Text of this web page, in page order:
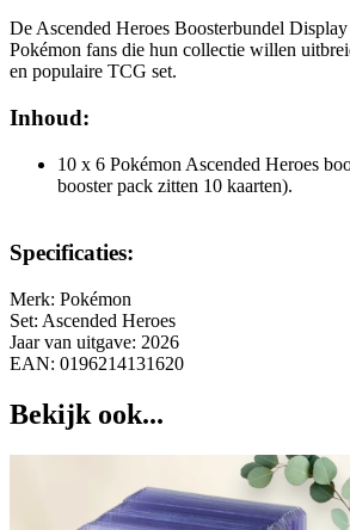
De Ascended Heroes Boosterbundel
Pokémon fans die hun collectie willen
en populaire TCG set.
Inhoud:
10 x 6 Pokémon Ascended Heroes
booster pack zitten 10 kaarten).
Specificaties:
Merk: Pokémon
Set: Ascended Heroes
Jaar van uitgave: 2026
EAN: 0196214131620
Bekijk ook...